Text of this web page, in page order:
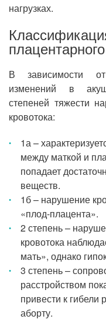
нагрузках.
В зависимости от
изменений в
степеней тяжести
кровотока:
1а –
между маткой и
попадает
веществ.
1б – нарушение
«плод-плацента».
2 степень –
кровотока
мать», однако
3 степень –
расстройством
привести к
аборту.